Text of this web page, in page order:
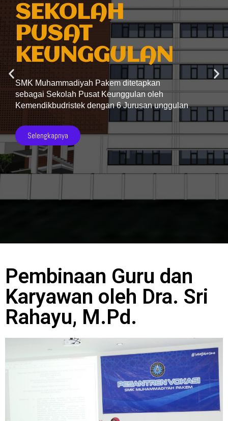
SEKOLAH
PUSAT
KEUNGGULAN
SMK Muhammadiyah Pakem ditetapkan
sebagai Sekolah Pusat Keunggulan oleh
Kemendikbudristek dengan 6 Jurusan unggulan
Selengkapnya
Pembinaan Guru dan
Karyawan oleh Dra. Sri
Rahayu, M.Pd.